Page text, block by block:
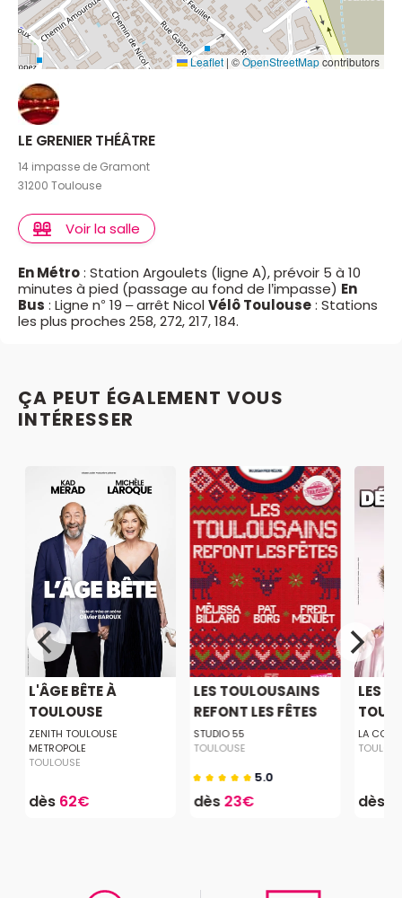
Dumas, JACQUES : Patrice Ortega, FRED : Yohann
Villepastour, CHARLOTTE : Anne-Sophie Delahaye.
Leaflet | ©OpenStreetMapcontributors
LE GRENIER THÉÂTRE
14 impasse de Gramont
31200 Toulouse
Voir la salle
En Métro: Station Argoulets (ligne A), prévoir 5 à 10
minutes à pied (passage au fond de l’impasse) En
Bus : Ligne n° 19 – arrêt NicolVélô Toulouse: Stations
les plus proches 258, 272, 217, 184.
ÇA PEUT ÉGALEMENT VOUS
INTÉRESSER
L'ÂGE BÊTE À
TOULOUSE
ZENITH TOULOUSE
METROPOLE
TOULOUSE
dès 62€
LES TOULOUSAINS
REFONT LES FÊTES
STUDIO 55
TOULOUSE
5.0
dès23€
LES
LA
dès